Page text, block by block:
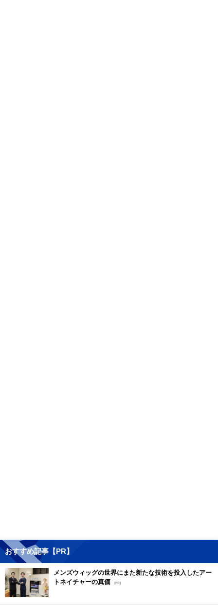
おすすめ記事【PR】
メンズウィッグの世界にまた新たな技術を投入したアー
トネイチャーの真価
[PR]